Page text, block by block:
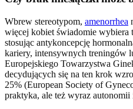
Wbrew stereotypom, amenorrhea
więcej kobiet świadomie wybiera
stosując antykoncepcję
kariery, intensywnych treningów
Europejskiego Towarzystwa
decydujących się na ten krok
25% (European Society of
praktyka, ale też wyraz autonomii